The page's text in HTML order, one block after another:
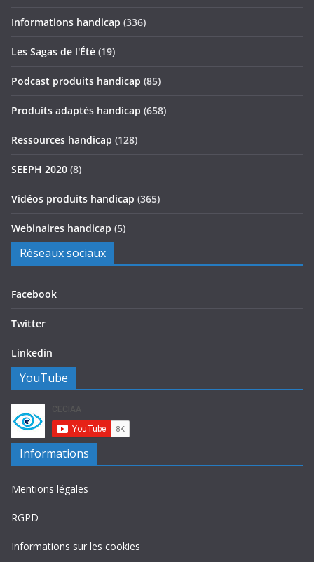
Informations handicap (336)
Les Sagas de l'Été (19)
Podcast produits handicap (85)
Produits adaptés handicap (658)
Ressources handicap (128)
SEEPH 2020 (8)
Vidéos produits handicap (365)
Webinaires handicap (5)
Réseaux sociaux
Facebook
Twitter
Linkedin
YouTube
Informations
Mentions légales
RGPD
Informations sur les cookies